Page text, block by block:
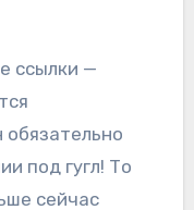
ссылки —
под гугл! То
сейчас